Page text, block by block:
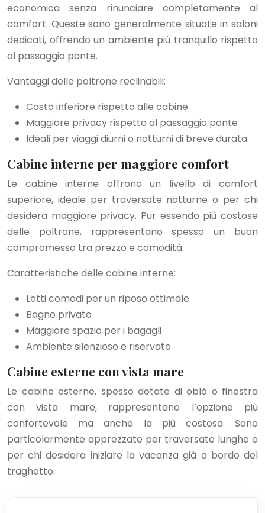
economica senza rinunciare completamente al
comfort. Queste sono generalmente situate in saloni
dedicati, offrendo un ambiente più tranquillo rispetto
al passaggio ponte.
Vantaggi delle poltrone reclinabili:
Costo inferiore rispetto alle cabine
Maggiore privacy rispetto al passaggio ponte
Ideali per viaggi diurni o notturni di breve durata
Cabine interne per maggiore comfort
Le cabine interne offrono un livello di comfort
superiore, ideale per traversate notturne o per chi
desidera maggiore privacy. Pur essendo più costose
delle poltrone, rappresentano spesso un buon
compromesso tra prezzo e comodità.
Caratteristiche delle cabine interne:
Letti comodi per un riposo ottimale
Bagno privato
Maggiore spazio per i bagagli
Ambiente silenzioso e riservato
Cabine esterne con vista mare
Le cabine esterne, spesso dotate di oblò o finestra
con vista mare, rappresentano l’opzione più
confortevole ma anche la più costosa. Sono
particolarmente apprezzate per traversate lunghe o
per chi desidera iniziare la vacanza già a bordo del
traghetto.